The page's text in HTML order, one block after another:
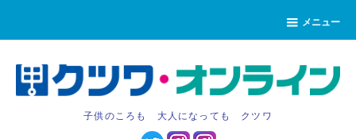
メニュー
子供のころも 大人になっても クツワ